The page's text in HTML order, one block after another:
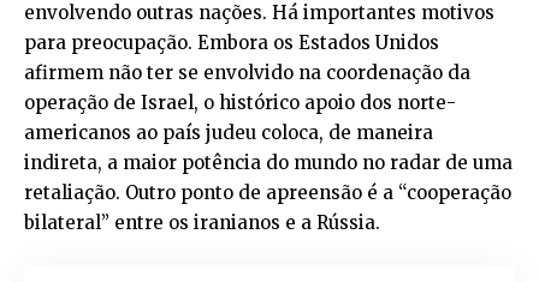
envolvendo outras nações. Há importantes motivos
para preocupação. Embora os Estados Unidos
afirmem não ter se envolvido na coordenação da
operação de Israel, o histórico apoio dos norte-
americanos ao país judeu coloca, de maneira
indireta, a maior potência do mundo no radar de uma
retaliação. Outro ponto de apreensão é a “cooperação
bilateral” entre os iranianos e a Rússia.